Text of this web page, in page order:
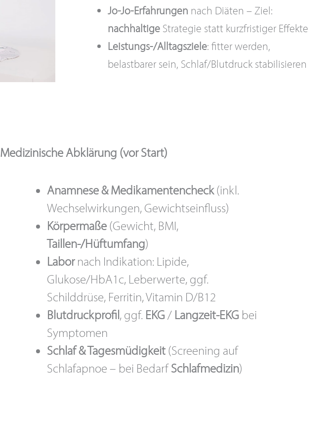
Jo-Jo-Erfahrungen nach Diäten – Ziel:
nachhaltige Strategie statt kurzfristiger Effekte
Leistungs-/Alltagsziele: fitter werden,
belastbarer sein, Schlaf/Blutdruck stabilisieren
Medizinische Abklärung (vor Start)
Anamnese & Medikamentencheck(inkl.
Wechselwirkungen, Gewichtseinfluss)
Körpermaße (Gewicht, BMI,
Taillen-/Hüftumfang)
Labornach Indikation: Lipide,
Glukose/HbA1c, Leberwerte, ggf.
Schilddrüse, Ferritin, Vitamin D/B12
Blutdruckprofil , ggf. EKG / Langzeit-EKG bei
Symptomen
Schlaf & Tagesmüdigkeit (Screening auf
Schlafapnoe – bei BedarfSchlafmedizin)